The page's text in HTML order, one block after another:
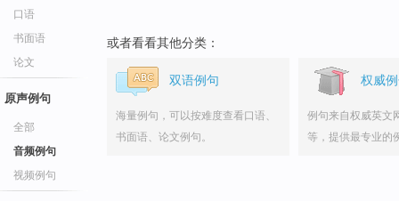
口语
书面语
论文
原声例句
全部
音频例句
视频例句
或者看看其他分类：
双语例句
海量例句，可以按难度查看口语、
书面语、论文例句。
权威
例句来自权威英文
等，提供最专业的